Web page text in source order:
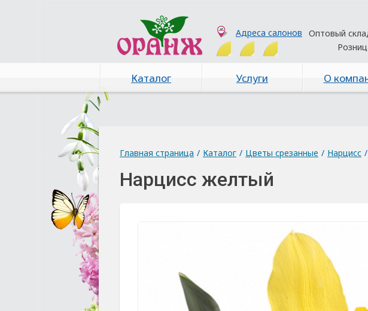
Адреса салонов Оптовый
Каталог Услуги О
Главная страница / Каталог / Цветы срезанные / Нарцисс /
Нарцисс желтый